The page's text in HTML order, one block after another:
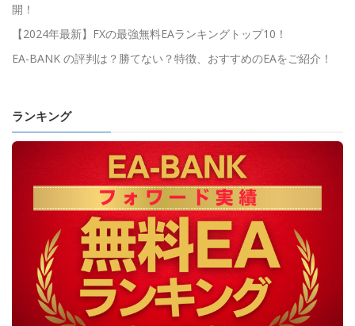
開！
【2024年最新】FXの最強無料EAランキングトップ10！
EA-BANK の評判は？勝てない？特徴、おすすめのEAをご紹介！
ランキング